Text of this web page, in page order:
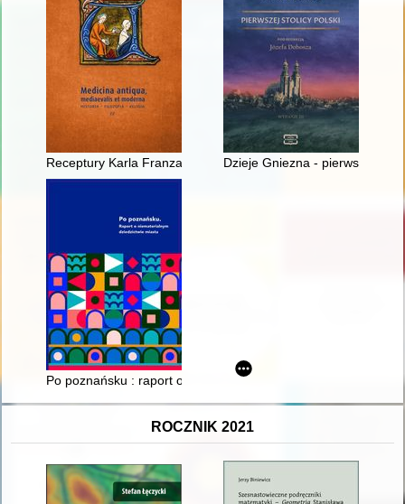
Receptury Karla Franza Heintza w czasie epidemii dżumy w
Dzieje Gniezna - pierwszej
Po poznańsku : raport o niematerialnym dziedzictwie miasta
ROCZNIK 2021